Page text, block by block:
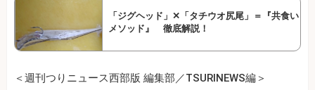
「ジグヘッド」✕「タチウオ尻尾」＝『共食い
メソッド』 徹底解説！
＜週刊つりニュース西部版 編集部／TSURINEWS編＞